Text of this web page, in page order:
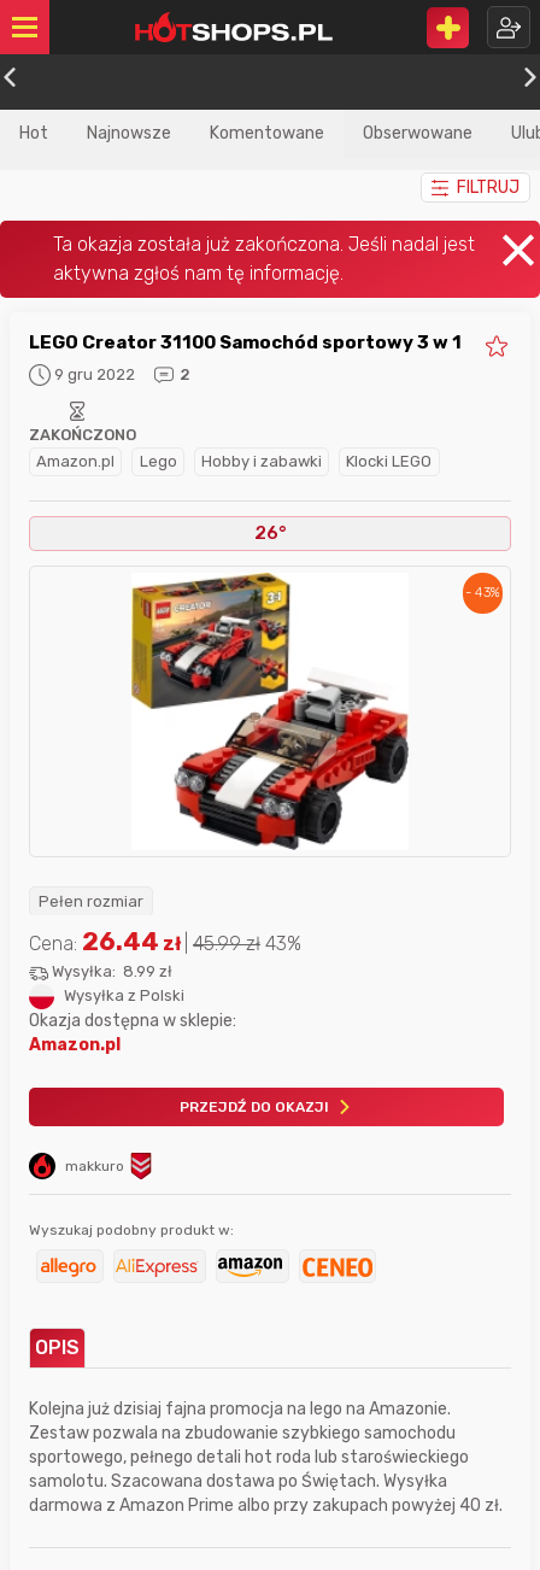
Hot Najnowsze Komentowane Obserwowane
FILTRUJ
LEGO Creator 31100 Samochód sportowy 3 w 1
9 gru 2022 2
Amazon.pl Lego Hobby i zabawki Klocki LEGO
ZAKOŃCZONO
26°
- 43%
Pełen rozmiar
makkuro
Cena: 26.44 zł 45.99zł 43%
Wysyłka: 8.99 zł
Wysyłka z Polski
Okazja dostępna w sklepie:
Amazon.pl
PRZEJDŹ DO OKAZJI
Wyszukaj podobny produkt w:
OPIS
Kolejna już dzisiaj fajna promocja na lego na Amazonie.
Zestaw pozwala na zbudowanie szybkiego samochodu
sportowego, pełnego detali hot roda lub staroświeckiego
samolotu. Szacowana dostawa po Świętach. Wysyłka
darmowa z Amazon Prime albo przy zakupach powyżej 40 zł.